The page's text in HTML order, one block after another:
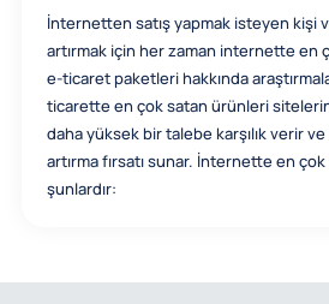
İnternetten satış yapmak isteyen kişi
artırmak için her zaman internette en
e-ticaret paketleri hakkında
ticarette en çok satan ürünleri
daha yüksek bir talebe karşılık verir ve
artırma fırsatı sunar. İnternette en
şunlardır: